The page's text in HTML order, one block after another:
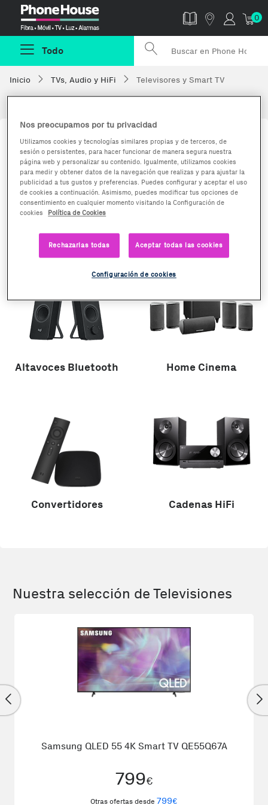
0
Todo
Inicio TVs, Audio y HiFi Televisores y Smart TV
Televisiones Auriculares
Altavoces Bluetooth Home Cinema
Convertidores Cadenas HiFi
Nuestra selección de Televisiones
Samsung QLED 55 4K Smart TV QE55Q67A
799€
Otras ofertas desde 799€
Nos preocupamos por tu privacidad
Utilizamos cookies y tecnologías similares propias y de terceros, de
sesión o persistentes, para hacer funcionar de manera segura nuestra
página web y personalizar su contenido. Igualmente, utilizamos cookies
para medir y obtener datos de la navegación que realizas y para ajustar la
publicidad a tus gustos y preferencias. Puedes configurar y aceptar el uso
de cookies a continuación. Asimismo, puedes modificar tus opciones de
consentimiento en cualquier momento visitando la Configuración de
cookies
Política de Cookies
Rechazarlas todas Aceptar todas las cookies
Configuración de cookies